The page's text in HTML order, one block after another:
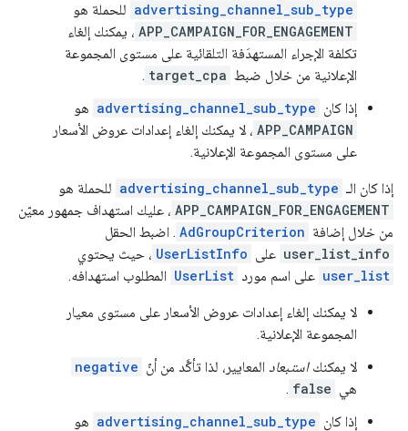
advertising_channel_sub_type للحملة هو
APP_CAMPAIGN_FOR_ENGAGEMENT ، يمكنك إلغاء
تكلفة الإجراء المستهدَفة التلقائية على مستوى المجموعة
الإعلانية من خلال ضبط target_cpa
.
إذا كان advertising_channel_sub_type هو
APP_CAMPAIGN ، لا يمكنك إلغاء إعدادات عروض الأسعار
على مستوى المجموعة الإعلانية.
إذا كان الـ advertising_channel_sub_type للحملة هو
APP_CAMPAIGN_FOR_ENGAGEMENT ، عليك استهداف جمهور معيّن
من خلال إضافة AdGroupCriterion . اضبط الحقل
user_list_info على UserListInfo ، حيث يحتوي
user_list على اسم مورد UserList المطلوب استهدافه.
لا يمكنك إلغاء إعدادات عروض الأسعار على مستوى معيار
المجموعة الإعلانية.
لا يمكنكاستبعاد المعايير، لذا تأكَّد من أنّ negative
هي false
.
إذا كان advertising_channel_sub_type هو